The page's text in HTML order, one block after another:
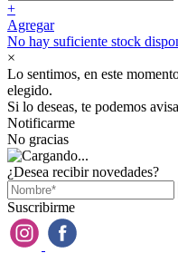
+
Agregar
No hay suficiente stock
×
Lo sentimos, en este
elegido.
Si lo deseas, te podemos
Notificarme
No gracias
¿Desea recibir novedades?
Suscribirme